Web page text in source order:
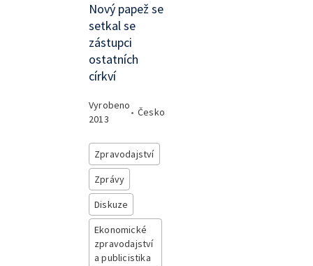
Nový papež se
setkal se
zástupci
ostatních
církví
Vyrobeno
2013
• Česko
Zpravodajství
Zprávy
Diskuze
Ekonomické
zpravodajství
a publicistika